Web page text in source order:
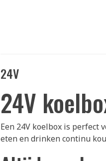
24V
24V
Een 24V koelbox is perfect
eten en drinken continu